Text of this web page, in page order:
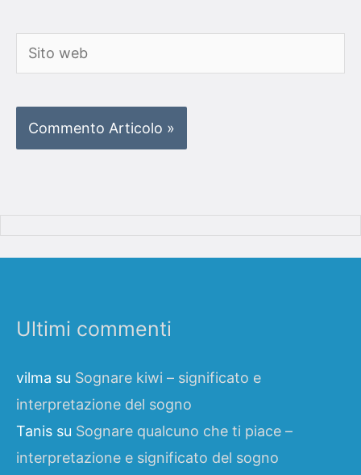
Sito
web
Ultimi commenti
vilma su Sognare kiwi – significato e
interpretazione del sogno
Tanis su Sognare qualcuno che ti piace –
interpretazione e significato del sogno